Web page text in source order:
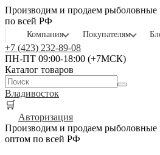
Производим и продаем рыболовные
по всей РФ
Компания Покупателям
+7 (423) 232-89-08
ПН-ПТ 09:00-18:00 (+7МСК)
Каталог товаров
Владивосток
🛒
Авторизация
Производим и продаем рыболовные
оптом по всей РФ